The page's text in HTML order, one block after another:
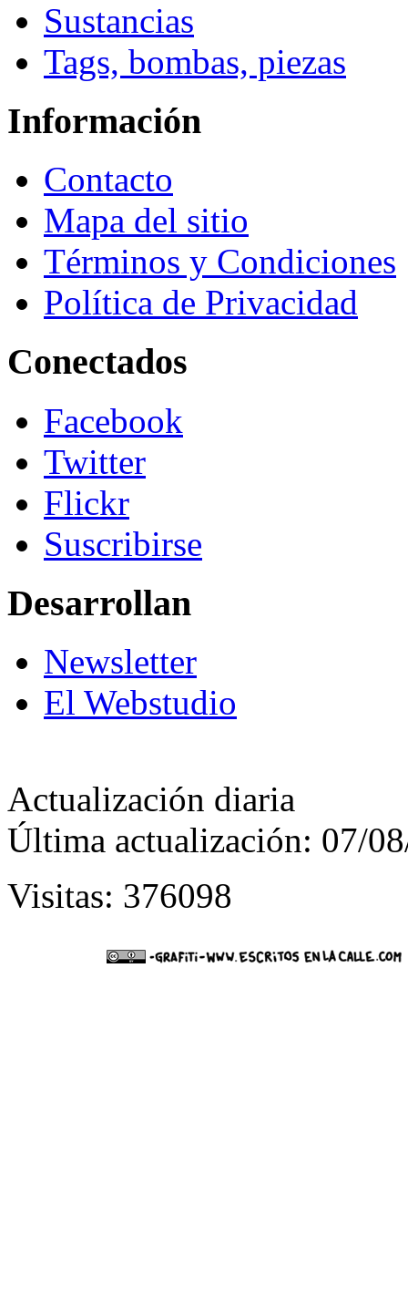
Sustancias
Tags, bombas, piezas
Información
Contacto
Mapa del sitio
Términos y Condiciones
Política de Privacidad
Conectados
Facebook
Twitter
Flickr
Suscribirse
Desarrollan
Newsletter
El Webstudio
Actualización diaria
Última actualización: 07/
Visitas: 376098